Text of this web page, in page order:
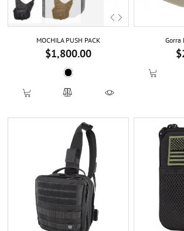
Previous
MOCHILA PUSH PACK
Precio
$1,800.00
Black 019
Gorra